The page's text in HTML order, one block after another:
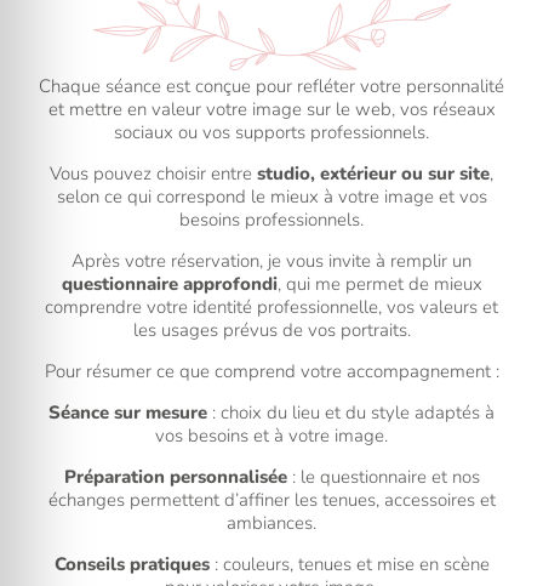
Chaque séance est conçue pour refléter votre personnalité
et mettre en valeur votre image sur le web, vos réseaux
sociaux ou vos supports professionnels.
Vous pouvez choisir entre studio, extérieur ou sur site,
selon ce qui correspond le mieux à votre image et vos
besoins professionnels.
Après votre réservation, je vous invite à remplir un
questionnaire approfondi, qui me permet de mieux
comprendre votre identité professionnelle, vos valeurs et
les usages prévus de vos portraits.
Pour résumer ce que comprend votre accompagnement :
Séance sur mesure : choix du lieu et du style adaptés à
vos besoins et à votre image.
Préparation personnalisée: le questionnaire et nos
échanges permettent d’affiner les tenues, accessoires et
ambiances.
Conseils pratiques: couleurs, tenues et mise en scène